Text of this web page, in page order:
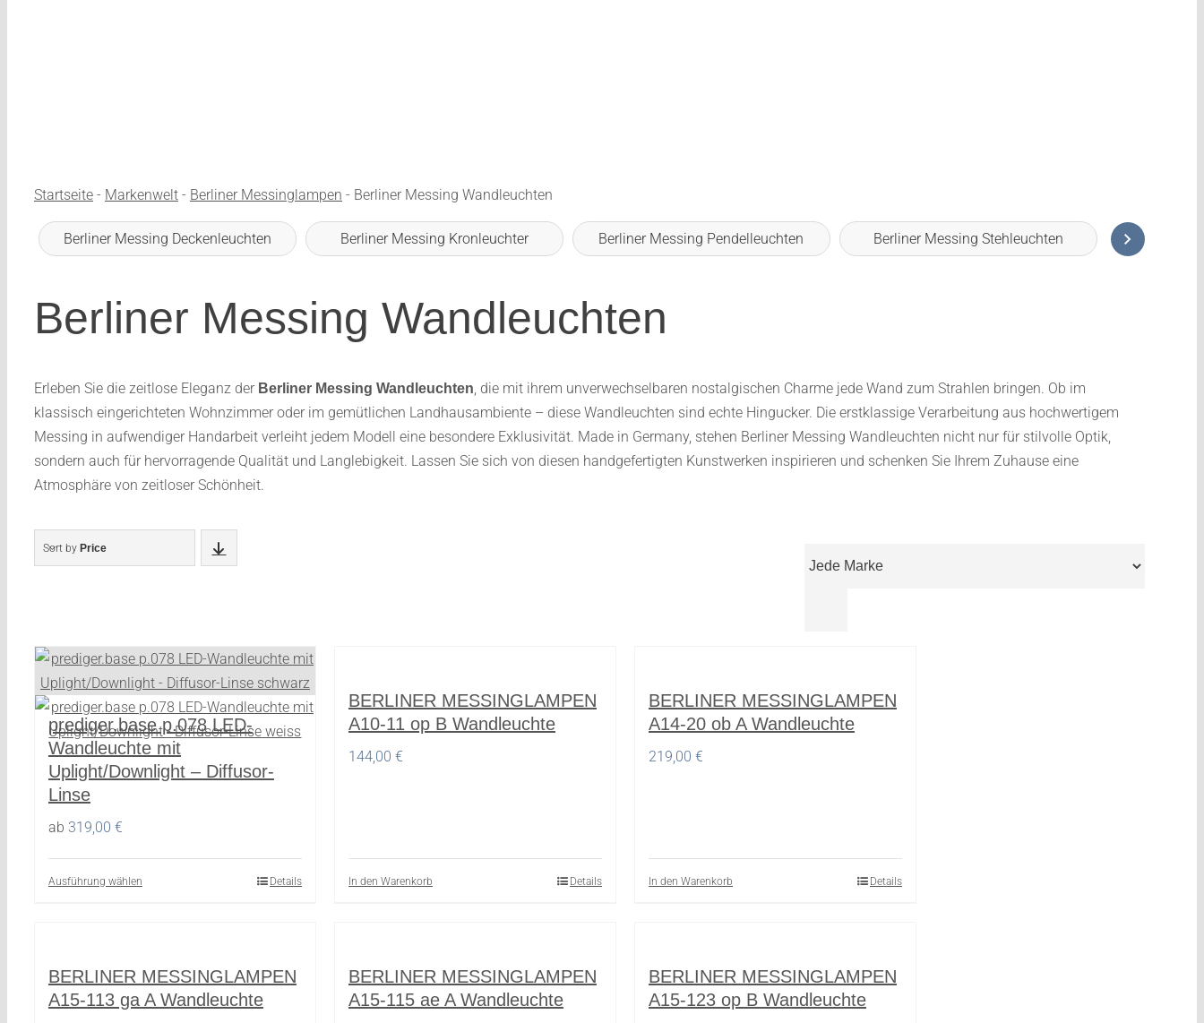
Startseite- Markenwelt- Berliner Messinglampen - Berliner Messing Wandleuchten
Berliner Messing Deckenleuchten Berliner Messing Kronleuchter Berliner Messing Pendelleuchten Berliner Messing Stehleuchten Berliner
Berliner Messing Wandleuchten
Erleben Sie die zeitlose Eleganz der Berliner Messing Wandleuchten, die mit ihrem unverwechselbaren nostalgischen Charme jede Wand zum Strahlen bringen. Ob im
klassisch eingerichteten Wohnzimmer oder im gemütlichen Landhausambiente – diese Wandleuchten sind echte Hingucker. Die erstklassige Verarbeitung aus hochwertigem
Messing in aufwendiger Handarbeit verleiht jedem Modell eine besondere Exklusivität. Made in Germany, stehen Berliner Messing Wandleuchten nicht nur für stilvolle Optik,
sondern auch für hervorragende Qualität und Langlebigkeit. Lassen Sie sich von diesen handgefertigten Kunstwerken inspirieren und schenken Sie Ihrem Zuhause eine
Atmosphäre von zeitloser Schönheit.
Sort by Price
prediger.base p.078 LED-
Wandleuchte mit
Uplight/Downlight – Diffusor-
Linse
ab 319,00 €
Ausführung wählenDieses
Varianten
auf.
Details
BERLINER MESSINGLAMPEN
A10-11 op B Wandleuchte
144,00 €
In den Warenkorb Details
BERLINER MESSINGLAMPEN
A14-20 ob A Wandleuchte
219,00 €
In den Warenkorb Details
BERLINER MESSINGLAMPEN
A15-113 ga A Wandleuchte
BERLINER MESSINGLAMPEN
A15-115 ae A Wandleuchte
BERLINER MESSINGLAMPEN
A15-123 op B Wandleuchte